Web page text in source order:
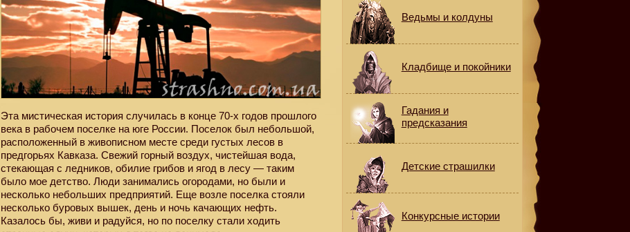
Эта мистическая история случилась в конце 70-х годов прошлого
века в рабочем поселке на юге России. Поселок был небольшой,
расположенный в живописном месте среди густых лесов в
предгорьях Кавказа. Свежий горный воздух, чистейшая вода,
стекающая с ледников, обилие грибов и ягод в лесу — таким
было мое детство. Люди занимались огородами, но были и
несколько небольших предприятий. Еще возле поселка стояли
несколько буровых вышек, день и ночь качающих нефть.
Казалось бы, живи и радуйся, но по поселку стали ходить
Ведьмы и колдуны
Кладбище и покойники
Гадания и
предсказания
Детские страшилки
Конкурсные истории